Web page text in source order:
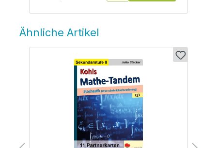
Ähnliche Artikel